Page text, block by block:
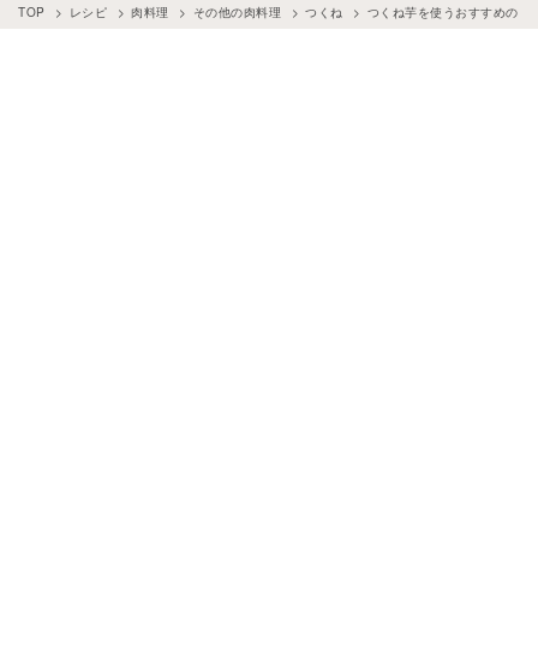
TOP レシピ 肉料理 その他の肉料理 つくね つくね芋を使うおすすめのレ